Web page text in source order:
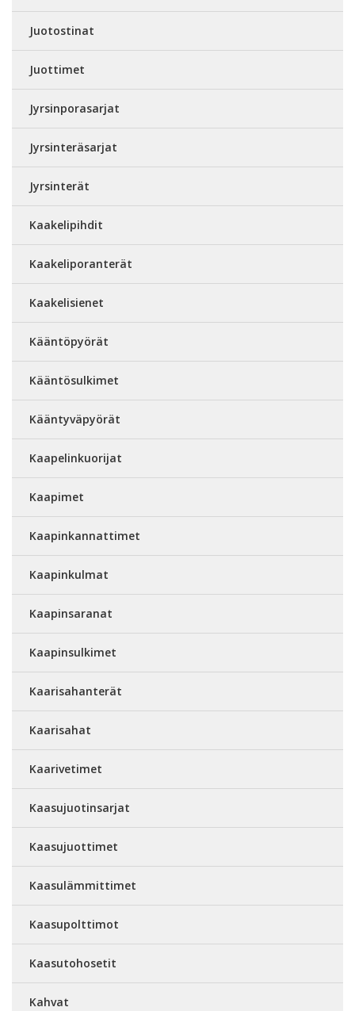
Juotostinat
Juottimet
Jyrsinporasarjat
Jyrsinteräsarjat
Jyrsinterät
Kaakelipihdit
Kaakeliporanterät
Kaakelisienet
Kääntöpyörät
Kääntösulkimet
Kääntyväpyörät
Kaapelinkuorijat
Kaapimet
Kaapinkannattimet
Kaapinkulmat
Kaapinsaranat
Kaapinsulkimet
Kaarisahanterät
Kaarisahat
Kaarivetimet
Kaasujuotinsarjat
Kaasujuottimet
Kaasulämmittimet
Kaasupolttimot
Kaasutohosetit
Kahvat